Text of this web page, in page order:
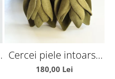
Cercei piele intoarsa
magnolie olive
180,00 Lei